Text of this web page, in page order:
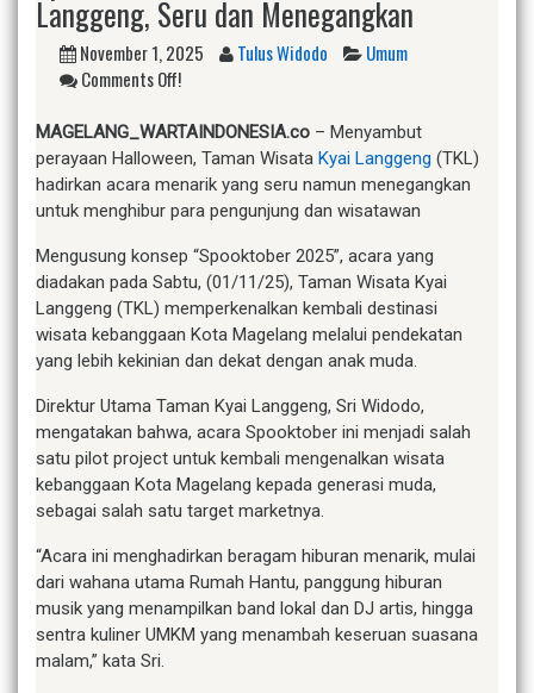
Langgeng, Seru dan Menegangkan
November 1, 2025 Tulus Widodo
Umum
Comments Off!
MAGELANG_WARTAINDONESIA.co – Menyambut
perayaan Halloween, Taman Wisata Kyai Langgeng (TKL)
hadirkan acara menarik yang seru namun menegangkan
untuk menghibur para pengunjung dan wisatawan
Mengusung konsep “Spooktober 2025”, acara yang
diadakan pada Sabtu, (01/11/25), Taman Wisata Kyai
Langgeng (TKL) memperkenalkan kembali destinasi
wisata kebanggaan Kota Magelang melalui pendekatan
yang lebih kekinian dan dekat dengan anak muda.
Direktur Utama Taman Kyai Langgeng, Sri Widodo,
mengatakan bahwa, acara Spooktober ini menjadi salah
satu pilot project untuk kembali mengenalkan wisata
kebanggaan Kota Magelang kepada generasi muda,
sebagai salah satu target marketnya.
“Acara ini menghadirkan beragam hiburan menarik, mulai
dari wahana utama Rumah Hantu, panggung hiburan
musik yang menampilkan band lokal dan DJ artis, hingga
sentra kuliner UMKM yang menambah keseruan suasana
malam,” kata Sri.